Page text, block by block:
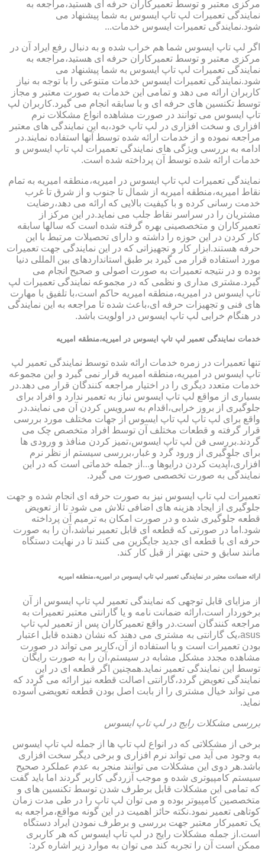
مرکزی معتبر و توسط تعمیرکاران حرفه ای هستید،مراجعه به
نمایندگی تعمیرات لپ تاپ ایسوس به شما پیشنهاد می
شود.نمایندگی تعمیرات ایسوس خدمات...
اگر لپ تاپ ایسوس شما هم خراب شده و به دنبال رفع ایراد آن در
مرکزی معتبر و توسط تعمیرکاران حرفه ای هستید،مراجعه به
نمایندگی تعمیرات لپ تاپ ایسوس به شما پیشنهاد می
شود.نمایندگی تعمیرات ایسوس خدمات متنوعی را با توجه به نیاز
کاربران ارائه می دهد و تمامی این خدمات به صورت معتبر و مجاز
توسط تکنسین های حرفه ای و با سابقه انجام می گیرد.کاربران لپ
تاپ ایسوس می توانند در صورت مشاهده انواع مشکلات نرم
افزاری و سخت افزاری در لپ تاپ خود،به این نمایندگی های معتبر
مراجعه نموده و از خدمات ارائه شده توسط آنها استفاده نمایند.در
ادامه به بررسی ویژگی های نمایندگی تعمیرات لپ تاپ ایسوس و
خدمات ارائه شده توسط آن پرداخته شده است.
نمایندگی تعمیرات لپ تاپ ایسوس در امیریه،منطقه امیریه به تمام
نقاط امیریه،منطقه امیریه از شمال تا جنوب و از شرق تا غرب
خدمت رسانی کرده و با کیفیت بالایی که ارائه می دهد،رضایت
مشتریان را در سراسر نقاط جلب می نماید.در این مرکز از
تعمیرکاران و متخصصینی بهره گرفته شده است که سالها سابقه
کار کردن در این حوزه را داشته و دارای تحصیلات مرتبط با این
حرفه هستند.ابزار کار و تجهیزاتی که در این نمایندگی جهت تعمیرات
مورد استفاده قرار می گیرد بر طبق استانداردهای بین المللی دنیا
بوده و در نتیجه تعمیرات به صورت اصولی و صحیح انجام می
گیرد.مشتری مداری و نظمی که در مجموعه نمایندگی تعمیرات لپ
تاپ ایسوس در امیریه،منطقه امیریه حاکم است،با تلفیق با مهارت
های فنی و تجهیزات حرفه ای،باعث شده تا مراجعه به این نمایندگی
در هنگام خرابی لپ تاپ ایسوس در اولویت باشد.
خدمات نمایندگی تعمیر لپ تاپ ایسوس در امیریه،منطقه امیریه
تنها تعمیرات در زمره خدمات ارائه شده توسط نمایندگی تعمیر لپ
تاپ ایسوس در امیریه،منطقه امیریه قرار نمی گیرد و این مجموعه
خدمات متعدد دیگری را در اختیار مراجعه کنندگان قرار می دهد.در
بسیاری از مواقع لپ تاپ ایسوس نیاز به تعمیر ندارد و افراد برای
جلوگیری از بروز خرابی،اقدام به سرویس کردن آن می نمایند.در
واقع برای لپ تاپ لپ تاپ ایسوس از جهات مختلف مورد بررسی
قرار گرفته و قطعات مختلف آن توسط افراد متخصص چک می
گردند.بررسی فن لپ تاپ ایسوس،تمیز کردن منافذ و ورودی ها
برای جلوگیری از ورود گرد و غبار،بررسی سیستم از نظر نرم
افزاری،آپدیت کردن درایوها و...از جمله خدماتی است که در این
نمایندگی به صورت تخصصی صورت می گیرد.
تعمیرات لپ تاپ ایسوس نیز به صورت حرفه ای انجام شده و جهت
جلوگیری از ایجاد هزینه های اضافی تلاش می شود تا از تعویض
قطعه جلوگیری شده و در صورت امکان به ترمیم آن پرداخته
شود.اما در صورتی که قطعه ای قابل تعمیر نباشد،آن را به صورت
حرفه ای با قطعه ای جدید جایگزین می کنند تا در نهایت دستگاه
مانند سابق و حتی بهتر از قبل کار کند.
ارائه ضمانت معتبر در نمایندگی تعمیر لپ تاپ ایسوس در امیریه،منطقه امیریه
از مزایای قابل توجهی که نمایندگی تعمیر لپ تاپ ایسوس از آن
برخوردار است،ارائه ضمانت نامه و یا گارانتی معتبر تعمیرات به
مراجعه کنندگان است.در واقع تعمیرکاران پس از تعمیر لپ تاپ
asus،یک گارانتی به مشتری می دهند که نشان دهنده قابل اعتبار
بودن تعمیرات است و با استفاده از آن،کاربر می تواند در صورت
مشاهده مجدد مشکل مشابه در سیستم،آن را به صورت رایگان
توسط این نمایندگی تعمیر نماید.همچنین اگر قطعه ای در این
نمایندگی تعویض گردد،گارانتی اصالت قطعه نیز ارائه می گردد که
می تواند خیال مشتری را از بابت اصل بودن قطعه تعویضی آسوده
نماید.
بررسی مشکلات رایج در لپ تاپ ایسوس
برخی از مشکلاتی که در انواع لپ تاپ ها از جمله لپ تاپ ایسوس
به وجود می آید می تواند نرم افزاری و برخی دیگر سخت افزاری
باشد.هر دوی این مشکلات می توانند منجر به عدم عملکرد صحیح
سیستم کامپیوتری شده و موجب آزردگی کاربر گردند اما باید گفت
که تمامی این مشکلات قابل برطرف شدن توسط تکنسین های و
متخصصین کامپیوتر بوده و می توان لپ تاپ را در طی مدت زمان
کوتاهی تعمیر نمود.نکته حائز اهمیت در این گونه مواقع،مراجعه به
یک تعمیرکار معتبر جهت بررسی و برطرف نمودن ایراد دستگاه
است.از جمله مشکلات رایج در لپ تاپ ایسوس که هر کاربری
ممکن است آن را تجربه کند می توان به موارد زیر اشاره کرد: